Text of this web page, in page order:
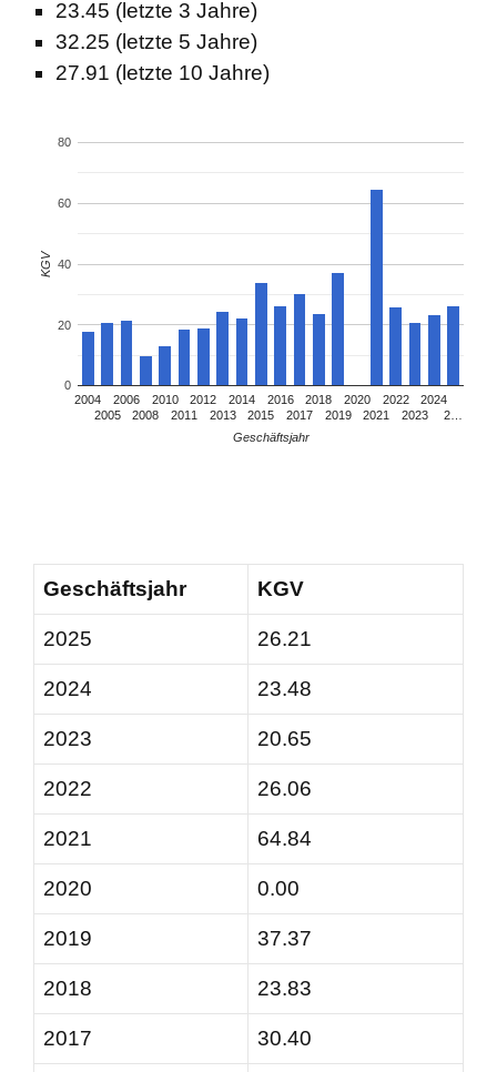
23.45 (letzte 3 Jahre)
32.25 (letzte 5 Jahre)
27.91 (letzte 10 Jahre)
2004
2005
2006
2008
2010
2011
2012
2013
2014
2015
2016
2017
2018
2019
2020
2021
2022
2023
2024
2…
0
20
40
60
80
Geschäftsjahr
KGV
Geschäftsjahr KGV
2025 26.21
2024 23.48
2023 20.65
2022 26.06
2021 64.84
2020 0.00
2019 37.37
2018 23.83
2017 30.40